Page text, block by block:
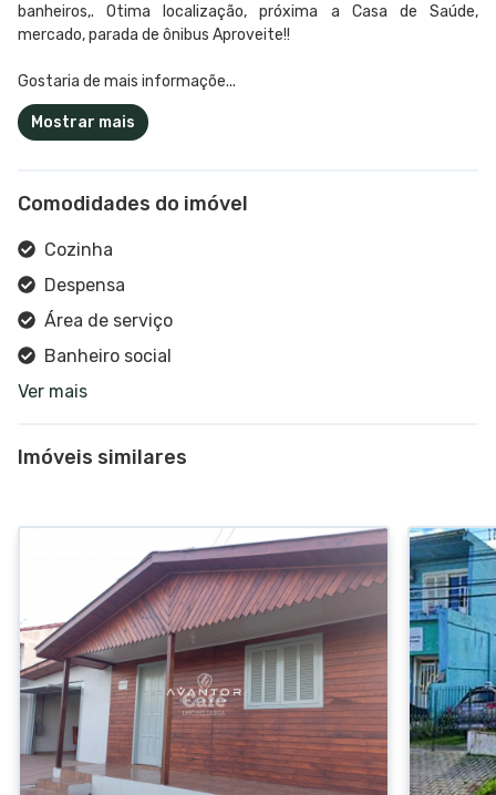
banheiros,. Otima localização, próxima a Casa de Saúde,
mercado, parada de ônibus Aproveite!!
Gostaria de mais informaçõe...
Mostrar mais
Comodidades do imóvel
Cozinha
Despensa
Área de serviço
Banheiro social
Pátio
Ver mais
Imóveis similares